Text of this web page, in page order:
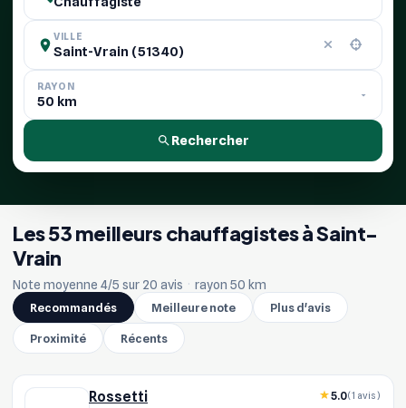
VILLE
RAYON
Rechercher
Les 53 meilleurs chauffagistes à Saint-
Vrain
Note moyenne 4/5 sur 20 avis · rayon 50 km
Recommandés
Meilleure note Plus d'avis
Proximité Récents
Rossetti 5.0(1 avis)